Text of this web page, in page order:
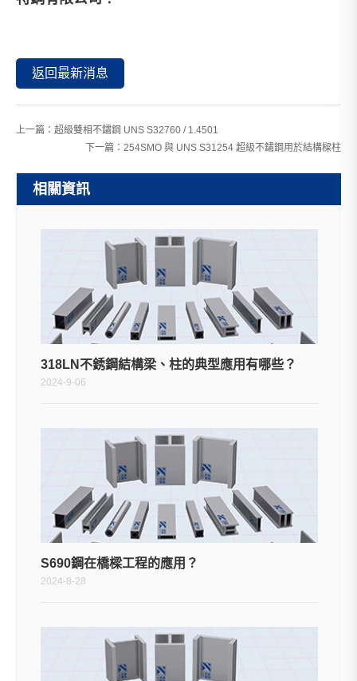
返回最新消息
上一篇： 超級雙相不鏽鋼 UNS S32760 / 1.4501
下一篇： 254SMO 與 UNS S31254 超級不鏽鋼用於結構樑柱
相關資訊
318LN不銹鋼結構梁、柱的典型應用有哪些？
2024-9-06
S690鋼在橋樑工程的應用？
2024-8-28